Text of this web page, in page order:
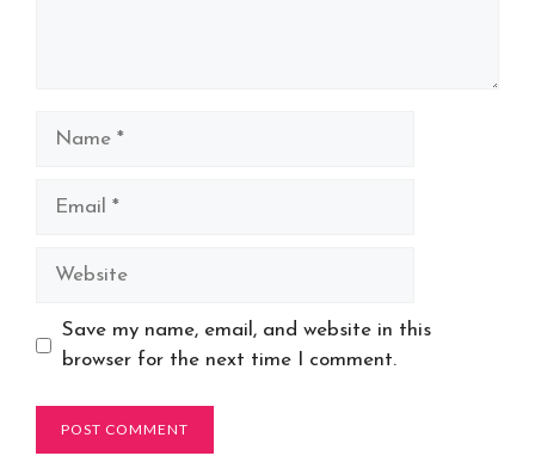
Website
Save my name, email, and website in this
browser for the next time I comment.